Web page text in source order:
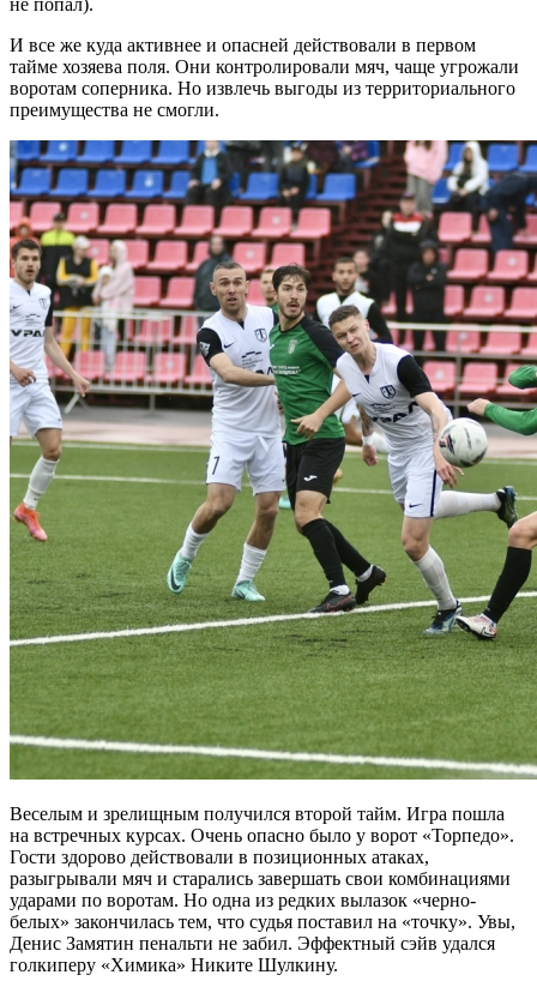
И все же куда активнее и опасней действовали в первом
тайме хозяева поля. Они контролировали мяч, чаще угрожали
воротам соперника. Но извлечь выгоды из территориального
преимущества не смогли.
Веселым и зрелищным получился второй тайм. Игра пошла
на встречных курсах. Очень опасно было у ворот «Торпедо».
Гости здорово действовали в позиционных атаках,
разыгрывали мяч и старались завершать свои комбинациями
ударами по воротам. Но одна из редких вылазок «черно-
белых» закончилась тем, что судья поставил на «точку». Увы,
Денис Замятин пенальти не забил. Эффектный сэйв удался
голкиперу «Химика» Никите Шулкину.